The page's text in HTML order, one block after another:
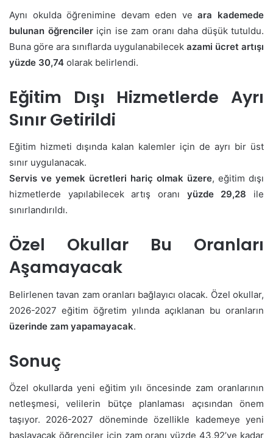
Aynı okulda öğrenimine devam eden veara kademede
bulunan öğrencileriçin ise zam oranı daha düşük tutuldu.
Buna göre ara sınıflarda uygulanabilecek azami ücret artışı
yüzde 30,74 olarak belirlendi.
Eğitim Dışı Hizmetlerde Ayrı
Sınır Getirildi
Eğitim hizmeti dışında kalan kalemler için de ayrı bir üst
sınır uygulanacak.
Servis ve yemek ücretleri hariç olmak üzere, eğitim dışı
hizmetlerde yapılabilecek artış oranı yüzde 29,28 ile
sınırlandırıldı.
Özel Okullar Bu Oranları
Aşamayacak
Belirlenen tavan zam oranları bağlayıcı olacak. Özel okullar,
2026-2027 eğitim öğretim yılında açıklanan bu oranların
üzerinde zam yapamayacak.
Sonuç
Özel okullarda yeni eğitim yılı öncesinde zam oranlarının
netleşmesi, velilerin bütçe planlaması açısından önem
taşıyor. 2026-2027 döneminde özellikle kademeye yeni
başlayacak öğrenciler için zam oranı yüzde 43,92’ye kadar